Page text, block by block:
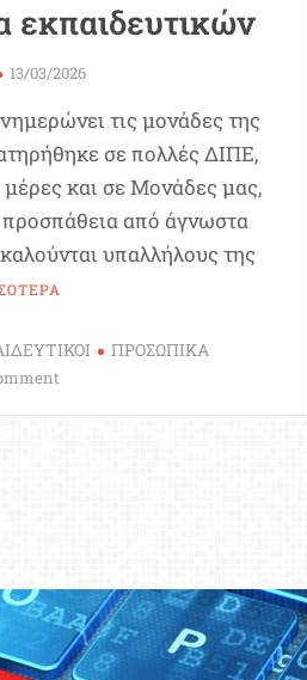
εκπαιδευτικών
13/03/2026
τις μονάδες της
σε πολλές ΔΙΠΕ,
μέρες και σε Μονάδες μας,
από άγνωστα
υπαλλήλους της
ΠΡΟΣΩΠΙΚΑ